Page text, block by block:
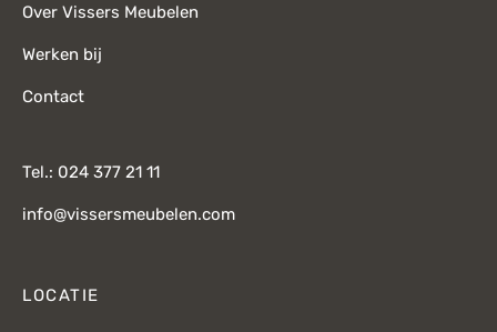
Over Vissers Meubelen
Werken bij
Contact
Tel.: 024 377 21 11
info@vissersmeubelen.com
LOCATIE